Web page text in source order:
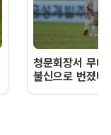
청문회장서 무너
불신으로 번졌